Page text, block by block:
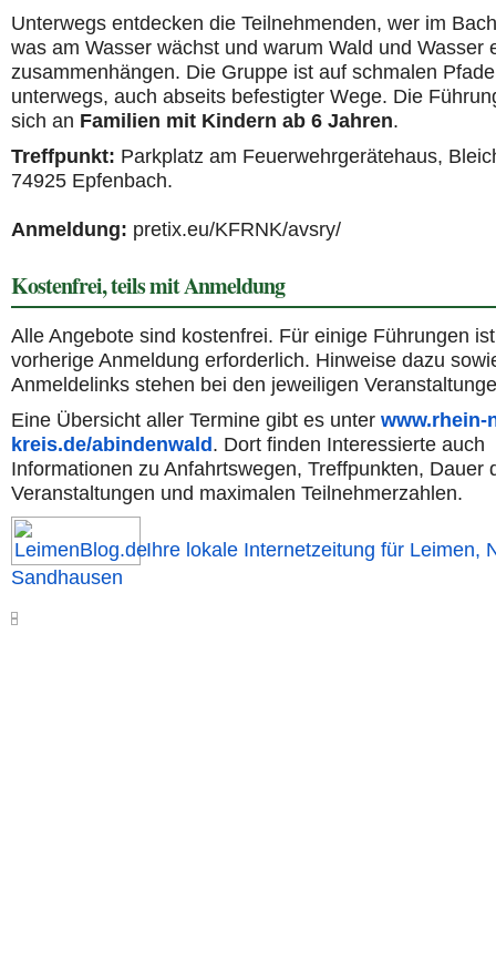
Unterwegs entdecken die Teilnehmenden, wer im
was am Wasser wächst und warum Wald und Wasser
zusammenhängen. Die Gruppe ist auf schmalen
unterwegs, auch abseits befestigter Wege. Die
sich an Familien mit Kindern ab 6 Jahren.
Treffpunkt: Parkplatz am Feuerwehrgerätehaus,
74925 Epfenbach.
Anmeldung: pretix.eu/KFRNK/avsry/
Kostenfrei, teils mit Anmeldung
Alle Angebote sind kostenfrei. Für einige Führungen
vorherige Anmeldung erforderlich. Hinweise dazu
Anmeldelinks stehen bei den jeweiligen
Eine Übersicht aller Termine gibt es unter www.rhein-
kreis.de/abindenwald . Dort finden Interessierte auch
Informationen zu Anfahrtswegen, Treffpunkten, Dauer
Veranstaltungen und maximalen Teilnehmerzahlen.
Ihre lokale Internetzeitung für Leimen,
Sandhausen